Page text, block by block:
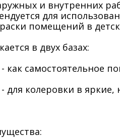
и внутренних
для
помещений в
в двух базах:
- как самостоятельное
- для колеровки в